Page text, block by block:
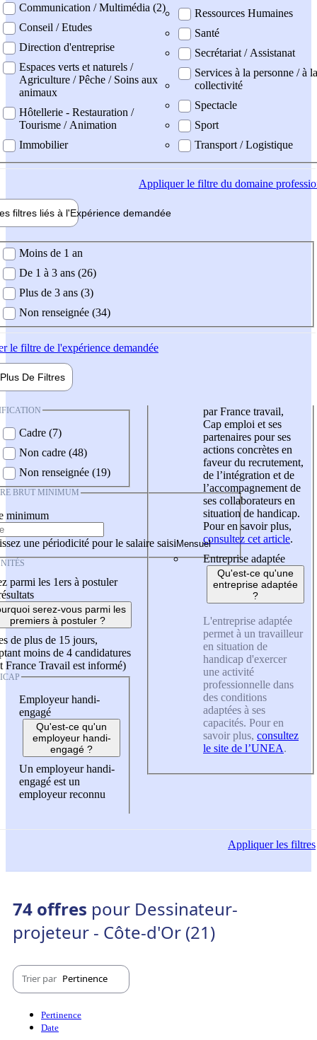
Communication / Multimédia (2)
Conseil / Etudes
Direction d'entreprise
Espaces verts et naturels /
Agriculture / Pêche / Soins aux
animaux
Hôtellerie - Restauration /
Tourisme / Animation
Immobilier
Ressources Humaines
Santé
Secrétariat / Assistanat
Services à la personne / à la
collectivité
Spectacle
Sport
Transport / Logistique
Appliquerle filtre du domaine
filtres liés à l'Expérience demandée
demandée
Moins de 1 an
De 1 à 3 ans (26)
Plus de 3 ans (3)
Non renseignée (34)
le filtre de l'expérience demandée
Plus De Filtres
Cadre (7)
Non cadre (48)
Non renseignée (19)
BRUT MINIMUM
minimum
une périodicité pour le salaire saisi
parmi les 1ers à postuler
serez-vous parmi les
premiers à postuler ?
de plus de 15 jours,
moins de 4 candidatures
France Travail est informé)
Employeur handi-
engagé
Qu'est-ce qu'un
employeur handi-
engagé ?
Un employeur handi-
engagé est un
employeur reconnu
par France travail,
Cap emploi et ses
partenaires pour ses
actions concrètes en
faveur du recrutement,
de l’intégration et de
l’accompagnement de
ses collaborateurs en
situation de handicap.
Pour en savoir plus,
consultez cet article.
Entreprise adaptée
Qu'est-ce qu'une
entreprise adaptée
?
L'entreprise adaptée
permet à un travailleur
en situation de
handicap d'exercer
une activité
professionnelle dans
des conditions
adaptées à ses
capacités. Pour en
savoir plus, consultez
le site de l’UNEA.
Appliquerles filtres
74 offres pour Dessinateur-
projeteur - Côte-d'Or (21)
Trier par Pertinence
Pertinence
Date